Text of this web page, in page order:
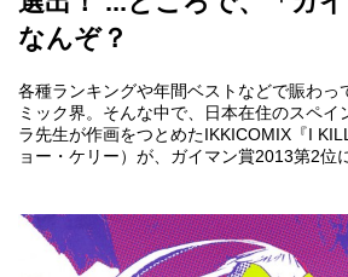
なんぞ？
各種ランキングや年間ベストなどで賑わっ
ミック界。そんな中で、日本在住のスペイ
ラ先生が作画をつとめたIKKICOMIX『I
ョー・ケリー）が、 ガイマン賞2013第2位